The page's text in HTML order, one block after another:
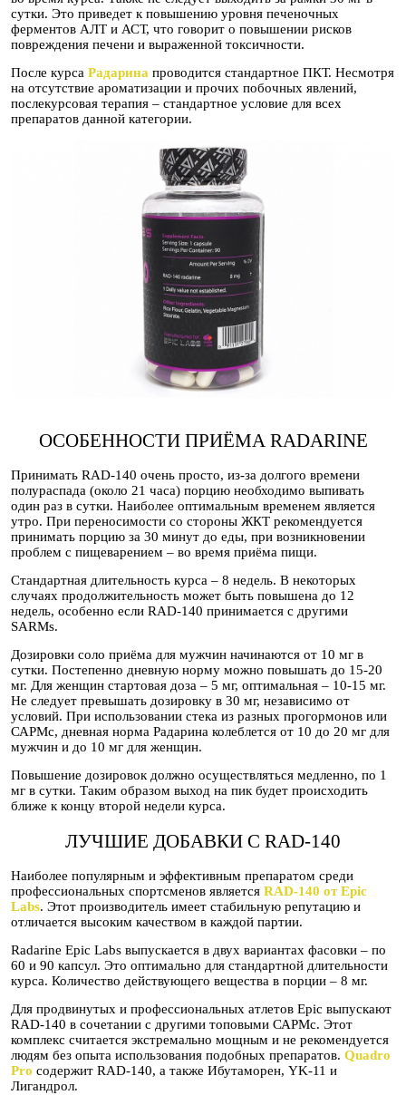
сутки. Это приведет к повышению уровня печеночных
ферментов АЛТ и АСТ, что говорит о повышении рисков
повреждения печени и выраженной токсичности.
После курса Радарина проводится стандартное ПКТ. Несмотря
на отсутствие ароматизации и прочих побочных явлений,
послекурсовая терапия – стандартное условие для всех
препаратов данной категории.
ОСОБЕННОСТИ ПРИЁМА RADARINE
Принимать RAD-140 очень просто, из-за долгого времени
полураспада (около 21 часа) порцию необходимо выпивать
один раз в сутки. Наиболее оптимальным временем является
утро. При переносимости со стороны ЖКТ рекомендуется
принимать порцию за 30 минут до еды, при возникновении
проблем с пищеварением – во время приёма пищи.
Стандартная длительность курса – 8 недель. В некоторых
случаях продолжительность может быть повышена до 12
недель, особенно если RAD-140 принимается с другими
SARMs.
Дозировки соло приёма для мужчин начинаются от 10 мг в
сутки. Постепенно дневную норму можно повышать до 15-20
мг. Для женщин стартовая доза – 5 мг, оптимальная – 10-15 мг.
Не следует превышать дозировку в 30 мг, независимо от
условий. При использовании стека из разных прогормонов или
САРМс, дневная норма Радарина колеблется от 10 до 20 мг для
мужчин и до 10 мг для женщин.
Повышение дозировок должно осуществляться медленно, по 1
мг в сутки. Таким образом выход на пик будет происходить
ближе к концу второй недели курса.
ЛУЧШИЕ ДОБАВКИ С RAD-140
Наиболее популярным и эффективным препаратом среди
профессиональных спортсменов является RAD-140 от Epic
Labs. Этот производитель имеет стабильную репутацию и
отличается высоким качеством в каждой партии.
Radarine Epic Labs выпускается в двух вариантах фасовки – по
60 и 90 капсул. Это оптимально для стандартной длительности
курса. Количество действующего вещества в порции – 8 мг.
Для продвинутых и профессиональных атлетов Epic выпускают
RAD-140 в сочетании с другими топовыми САРМс. Этот
комплекс считается экстремально мощным и не рекомендуется
людям без опыта использования подобных препаратов. Quadro
Pro содержит RAD-140, а также Ибутаморен, YK-11 и
Лигандрол.